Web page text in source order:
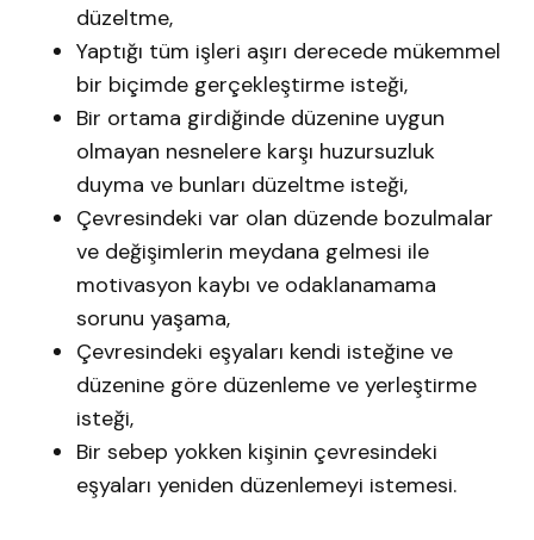
düzeltme,
Yaptığı tüm işleri aşırı derecede mükemmel
bir biçimde gerçekleştirme isteği,
Bir ortama girdiğinde düzenine uygun
olmayan nesnelere karşı huzursuzluk
duyma ve bunları düzeltme isteği,
Çevresindeki var olan düzende bozulmalar
ve değişimlerin meydana gelmesi ile
motivasyon kaybı ve odaklanamama
sorunu yaşama,
Çevresindeki eşyaları kendi isteğine ve
düzenine göre düzenleme ve yerleştirme
isteği,
Bir sebep yokken kişinin çevresindeki
eşyaları yeniden düzenlemeyi istemesi.